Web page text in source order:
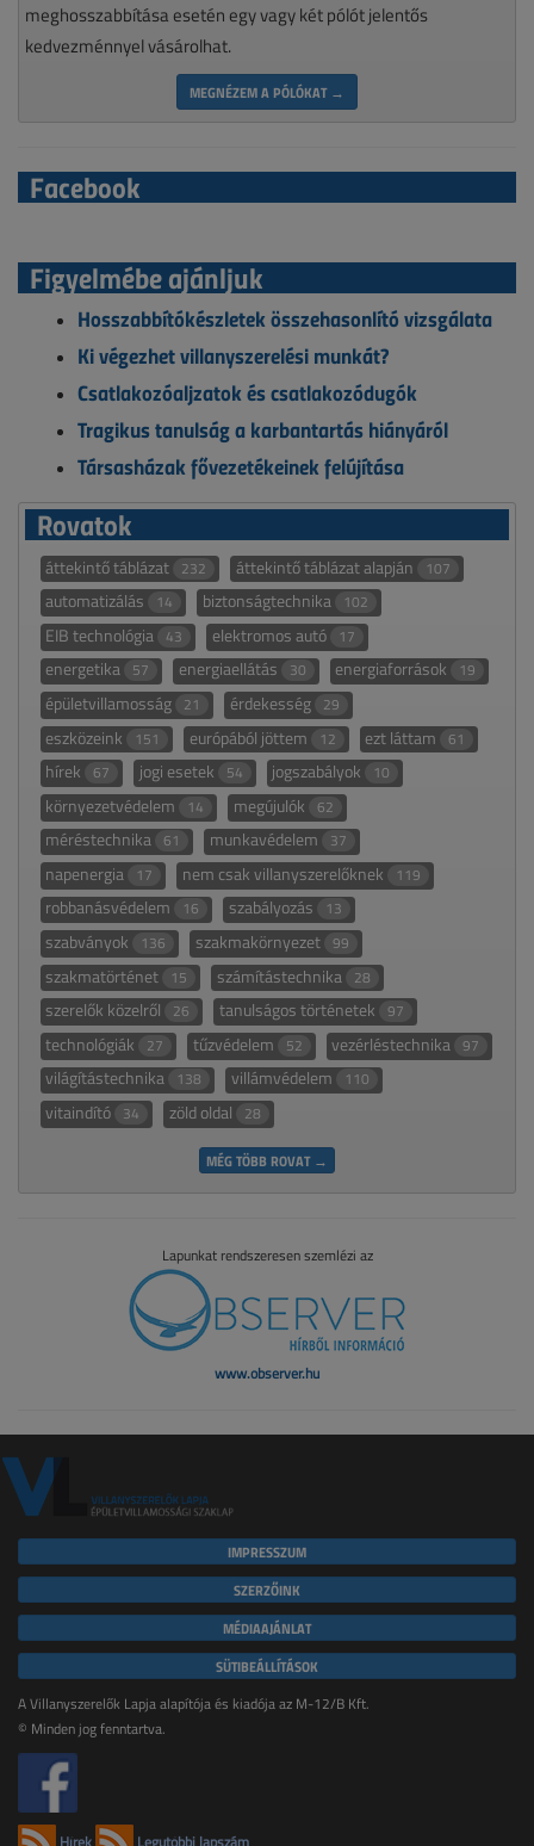
meghosszabbítása esetén egy vagy két pólót jelentős
kedvezménnyel vásárolhat.
MEGNÉZEM A PÓLÓKAT →
Facebook
Figyelmébe ajánljuk
Hosszabbítókészletek összehasonlító vizsgálata
Ki végezhet villanyszerelési munkát?
Csatlakozóaljzatok és csatlakozódugók
Tragikus tanulság a karbantartás hiányáról
Társasházak fővezetékeinek felújítása
Rovatok
áttekintő táblázat 232 áttekintő táblázat alapján 107
automatizálás 14 biztonságtechnika 102
EIB technológia 43 elektromos autó 17
energetika 57 energiaellátás 30 energiaforrások 19
épületvillamosság 21 érdekesség 29
eszközeink 151 európából jöttem 12 ezt láttam 61
hírek 67 jogi esetek 54 jogszabályok 10
környezetvédelem 14 megújulók 62
méréstechnika 61 munkavédelem 37
napenergia 17 nem csak villanyszerelőknek 119
robbanásvédelem 16 szabályozás 13
szabványok 136 szakmakörnyezet 99
szakmatörténet 15 számítástechnika 28
szerelők közelről 26 tanulságos történetek 97
technológiák 27 tűzvédelem 52 vezérléstechnika 97
világítástechnika 138 villámvédelem 110
vitaindító 34 zöld oldal 28
MÉG TÖBB ROVAT →
Lapunkat rendszeresen szemlézi az
www.observer.hu
IMPRESSZUM
SZERZŐINK
MÉDIAAJÁNLAT
SÜTIBEÁLLÍTÁSOK
A Villanyszerelők Lapja alapítója és kiadója az M-12/B Kft.
© Minden jog fenntartva.
Hírek Legutóbbi lapszám